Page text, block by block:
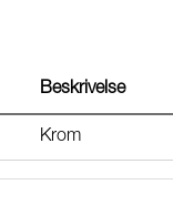
Beskrivelse
Krom